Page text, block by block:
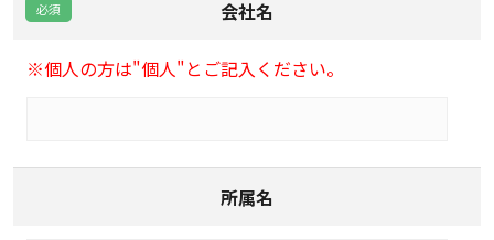
会社名
※個人の方は"個人"とご記入ください。
所属名